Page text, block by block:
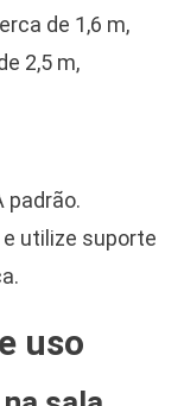
de 1,6 m,
2,5 m,
padrão.
utilize suporte
uso